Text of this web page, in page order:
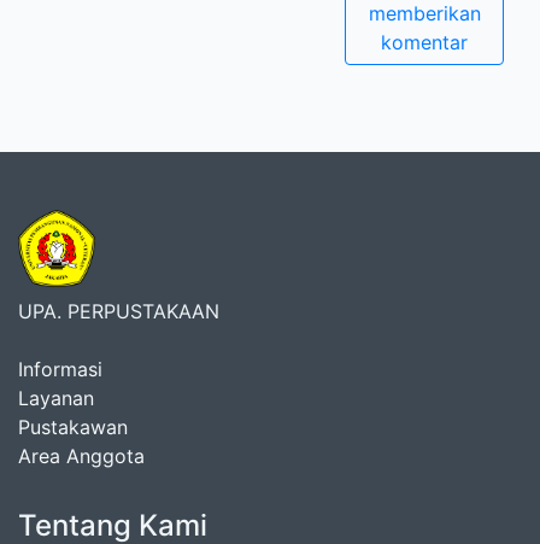
memberikan
komentar
UPA. PERPUSTAKAAN
Informasi
Layanan
Pustakawan
Area Anggota
Tentang Kami